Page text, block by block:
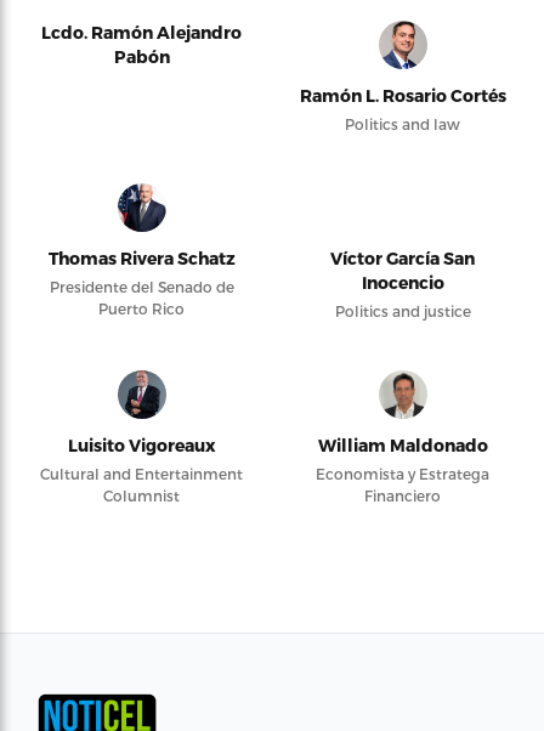
Lcdo. Ramón Alejandro
Pabón
Ramón L. Rosario Cortés
Politics and law
Thomas Rivera Schatz
Presidente del Senado de
Puerto Rico
Víctor García San
Inocencio
Politics and justice
Luisito Vigoreaux
Cultural and Entertainment
Columnist
William Maldonado
Economista y Estratega
Financiero